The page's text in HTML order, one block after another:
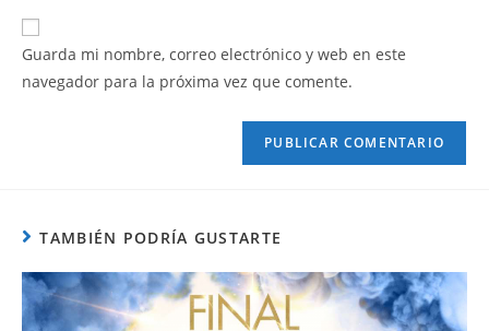
Guarda mi nombre, correo electrónico y web en este
navegador para la próxima vez que comente.
TAMBIÉN PODRÍA GUSTARTE